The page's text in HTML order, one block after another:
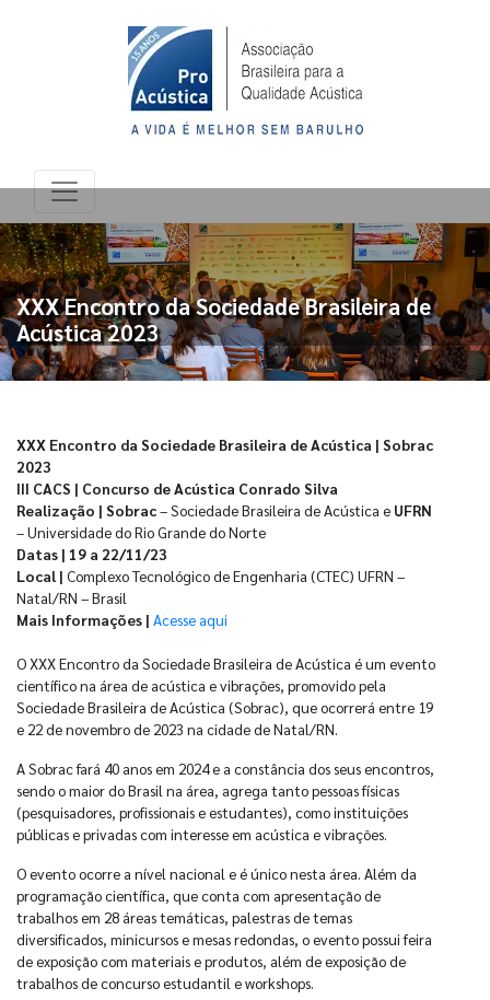
XXX Encontro da Sociedade Brasileira de
Acústica 2023
XXX Encontro da Sociedade Brasileira de Acústica | Sobrac
2023
III CACS | Concurso de Acústica Conrado Silva
Realização | Sobrac– Sociedade Brasileira de Acústica e UFRN
– Universidade do Rio Grande do Norte
Datas | 19 a 22/11/23
Local | Complexo Tecnológico de Engenharia (CTEC) UFRN –
Natal/RN – Brasil
Mais Informações | Acesse aqui
O XXX Encontro da Sociedade Brasileira de Acústica é um evento
científico na área de acústica e vibrações, promovido pela
Sociedade Brasileira de Acústica (Sobrac), que ocorrerá entre 19
e 22 de novembro de 2023 na cidade de Natal/RN.
A Sobrac fará 40 anos em 2024 e a constância dos seus encontros,
sendo o maior do Brasil na área, agrega tanto pessoas físicas
(pesquisadores, profissionais e estudantes), como instituições
públicas e privadas com interesse em acústica e vibrações.
O evento ocorre a nível nacional e é único nesta área. Além da
programação científica, que conta com apresentação de
trabalhos em 28 áreas temáticas, palestras de temas
diversificados, minicursos e mesas redondas, o evento possui feira
de exposição com materiais e produtos, além de exposição de
trabalhos de concurso estudantil e workshops.